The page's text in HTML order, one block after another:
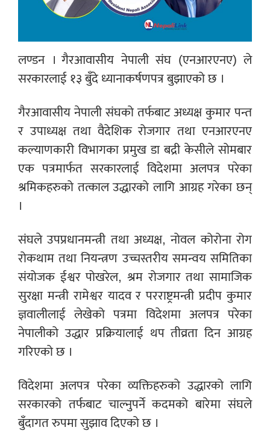
लण्डन । गैरआवासीय नेपाली संघ (एनआरएनए) ले
सरकारलाई १३ बुँदे ध्यानाकर्षणपत्र बुझाएको छ ।
गैरआवासीय नेपाली संघको तर्फबाट अध्यक्ष कुमार पन्त
र उपाध्यक्ष तथा वैदेशिक रोजगार तथा एनआरएनए
कल्याणकारी विभागका प्रमुख डा बद्री केसीले सोमबार
एक पत्रमार्फत सरकारलाई विदेशमा अलपत्र परेका
श्रमिकहरुको तत्काल उद्धारको लागि आग्रह गरेका छन्
।
संघले उपप्रधानमन्त्री तथा अध्यक्ष, नोवल कोरोना रोग
रोकथाम तथा नियन्त्रण उच्चस्तरीय समन्वय समितिका
संयोजक ईश्वर पोखरेल, श्रम रोजगार तथा सामाजिक
सुरक्षा मन्त्री रामेश्वर यादव र परराष्ट्रमन्त्री प्रदीप कुमार
ज्ञवालीलाई लेखेको पत्रमा विदेशमा अलपत्र परेका
नेपालीको उद्धार प्रक्रियालाई थप तीव्रता दिन आग्रह
गरिएको छ ।
विदेशमा अलपत्र परेका व्यक्तिहरुको उद्धारको लागि
सरकारको तर्फबाट चाल्नुपर्ने कदमको बारेमा संघले
बुँदागत रुपमा सुझाव दिएको छ ।